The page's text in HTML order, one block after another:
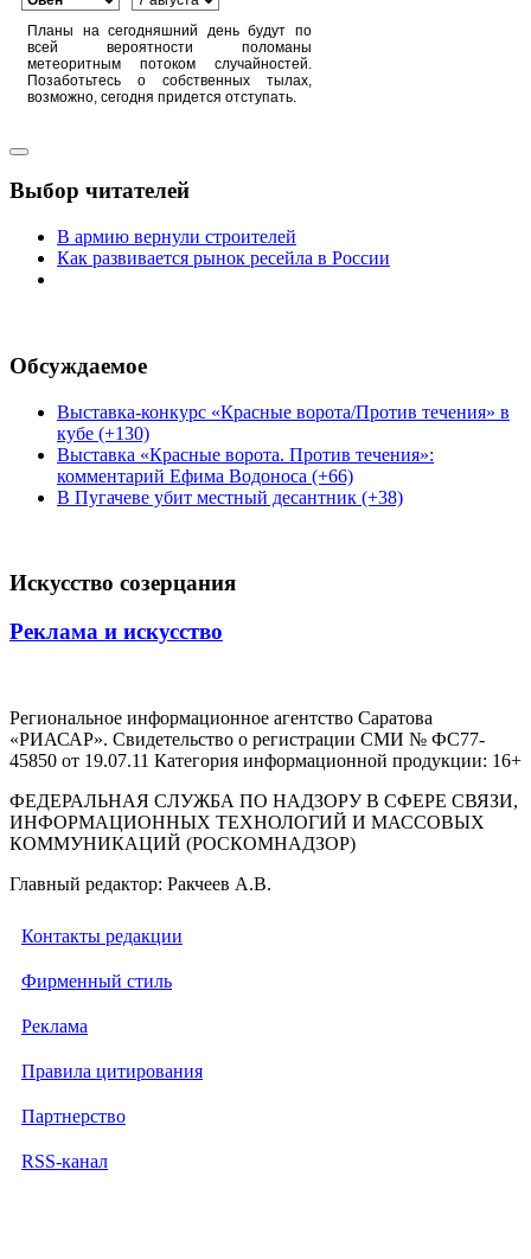
Планы на сегодняшний день будут по
всей вероятности поломаны
метеоритным потоком случайностей.
Позаботьтесь о собственных тылах,
возможно, сегодня придется отступать.
Выбор читателей
В армию вернули строителей
Как развивается рынок ресейла в России
Обсуждаемое
Выставка-конкурс «Красные ворота/Против течения» в
кубе (+130)
Выставка «Красные ворота. Против течения»:
комментарий Ефима Водоноса (+66)
В Пугачеве убит местный десантник (+38)
Искусство созерцания
Реклама и искусство
Региональное информационное агентство Саратова
«РИАСАР». Свидетельство о регистрации СМИ № ФС77-
45850 от 19.07.11 Категория информационной продукции: 16+
ФЕДЕРАЛЬНАЯ СЛУЖБА ПО НАДЗОРУ В СФЕРЕ СВЯЗИ,
ИНФОРМАЦИОННЫХ ТЕХНОЛОГИЙ И МАССОВЫХ
КОММУНИКАЦИЙ (РОСКОМНАДЗОР)
Главный редактор: Ракчеев А.В.
Контакты редакции
Фирменный стиль
Реклама
Правила цитирования
Партнерство
RSS-канал